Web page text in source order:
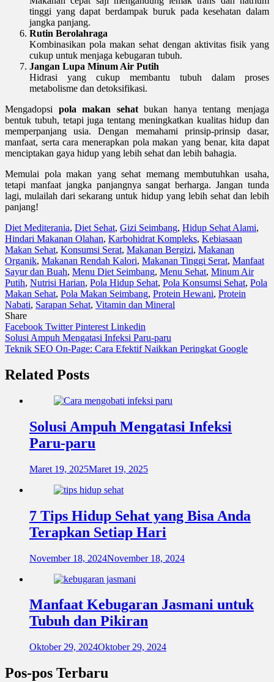
tinggi yang dapat berdampak buruk pada kesehatan dalam
jangka panjang.
Rutin Berolahraga
Kombinasikan pola makan sehat dengan aktivitas fisik yang
cukup untuk menjaga kebugaran tubuh.
Jangan Lupa Minum Air Putih
Hidrasi yang cukup membantu tubuh dalam proses
metabolisme dan detoksifikasi.
Mengadopsi pola makan sehatbukan hanya tentang menjaga
bentuk tubuh, tetapi juga tentang meningkatkan kualitas hidup dan
memperpanjang usia. Dengan memahami prinsip-prinsip dasar,
manfaat, serta cara menerapkan pola makan yang benar, kita dapat
menciptakan gaya hidup yang lebih sehat dan lebih bahagia.
Memulai pola makan yang sehat memang membutuhkan usaha,
tetapi manfaat jangka panjangnya sangat berharga. Jangan tunda
lagi, mulailah dari sekarang untuk hidup yang lebih sehat dan lebih
panjang!
Diet Mediterania, Diet Sehat, Gizi Seimbang, Hidup Sehat Alami,
Hindari Makanan Olahan, Karbohidrat Kompleks, Kebiasaan
Makan Sehat, Konsumsi Serat, Makanan Bergizi, Makanan
Organik, Makanan Rendah Kalori, Makanan Tinggi Serat, Manfaat
Sayur dan Buah, Menu Diet Seimbang, Menu Sehat, Minum Air
Putih, Nutrisi Harian, Pola Hidup Sehat, Pola Konsumsi Sehat, Pola
Makan Sehat, Pola Makan Seimbang, Protein Hewani, Protein
Nabati, Sarapan Sehat, Vitamin dan Mineral
Share
Facebook TwitterPinterest Linkedin
Navigasi
pos
Solusi Ampuh Mengatasi Infeksi Paru-paru
Teknik SEO On-Page: Cara Efektif Naikkan Peringkat Google
Related Posts
Solusi Ampuh Mengatasi Infeksi
Paru-paru
Maret 19, 2025Maret 19, 2025
7 Tips Hidup Sehat yang Bisa Anda
Terapkan Setiap Hari
November 18, 2024November 18, 2024
Manfaat Kebugaran Jasmani untuk
Tubuh dan Pikiran
Oktober 29, 2024Oktober 29, 2024
Pos-pos Terbaru